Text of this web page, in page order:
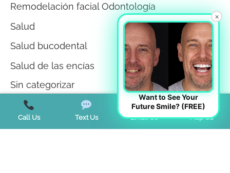
Remodelación facial Odontología
Salud
Salud bucodental
Salud de las encías
Sin categorizar
Teeth Whitening
Call Us Text Us Email Us Map Us
×
Want to See Your
Future Smile? (FREE)